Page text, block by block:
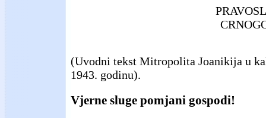
(Uvodni tekst Mitropolita Joanikija u
1943. godinu).
Vjerne sluge pomjani gospodi!